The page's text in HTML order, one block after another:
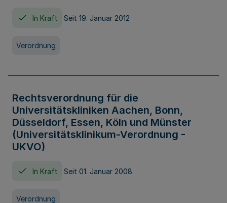
In Kraft Seit 19. Januar 2012
Verordnung
Rechtsverordnung für die
Universitätskliniken Aachen, Bonn,
Düsseldorf, Essen, Köln und Münster
(Universitätsklinikum-Verordnung -
UKVO)
In Kraft Seit 01. Januar 2008
Verordnung